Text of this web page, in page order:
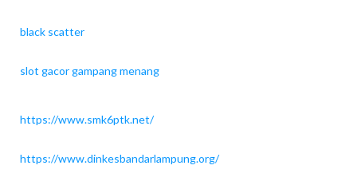
black scatter
slot gacor gampang menang
https://www.smk6ptk.net/
https://www.dinkesbandarlampung.org/